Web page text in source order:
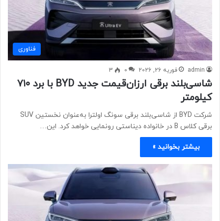
فناوری
admin فوریه 26, 2026 0
3
شاسی‌بلند برقی ارزان‌قیمت جدید BYD با برد ۷۱۰
کیلومتر
شرکت BYD از شاسی‌بلند برقی سونگ اولترا به‌عنوان نخستین SUV
برقی کلاس B در خانواده دیناستی رونمایی خواهد کرد. این…
بیشتر بخوانید »